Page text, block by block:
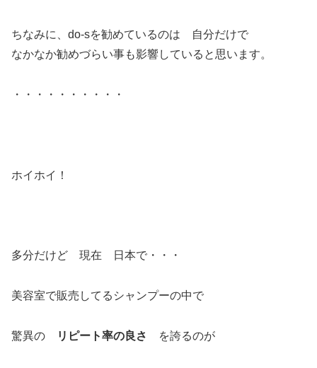
ちなみに、do-sを勧めているのは 自分だけで
なかなか勧めづらい事も影響していると思います。
・・・・・・・・・・
ホイホイ！
多分だけど 現在 日本で・・・
美容室で販売してるシャンプーの中で
驚異の リピート率の良さ を誇るのが